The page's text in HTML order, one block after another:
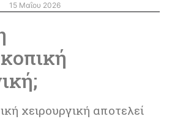
15 Μαΐου 2026
χειρουργική αποτελεί